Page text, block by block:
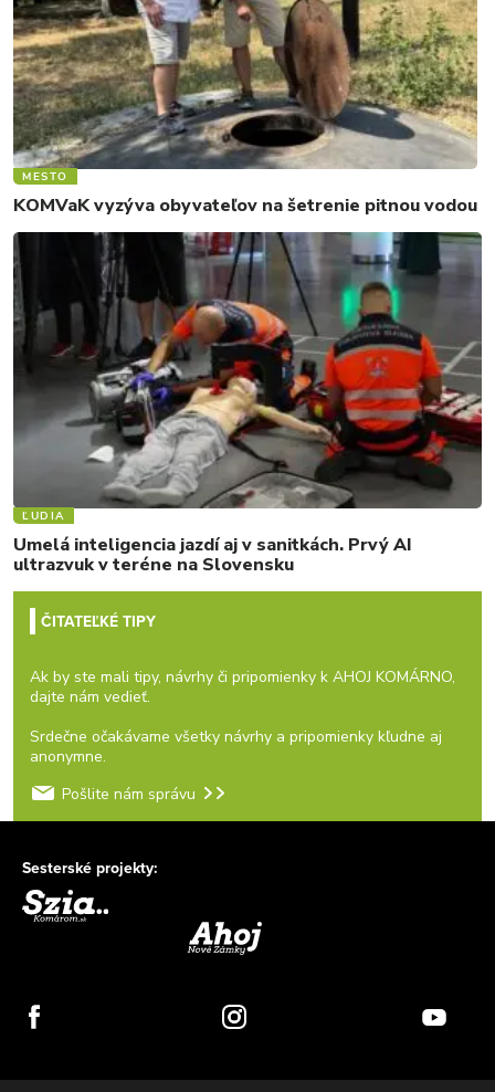
MESTO
KOMVaK vyzýva obyvateľov na šetrenie pitnou vodou
ĽUDIA
Umelá inteligencia jazdí aj v sanitkách. Prvý AI
ultrazvuk v teréne na Slovensku
ČITATEĽKÉ TIPY
Ak by ste mali tipy, návrhy či pripomienky k AHOJ KOMÁRNO,
dajte nám vedieť.
Srdečne očakávame všetky návrhy a pripomienky kľudne aj
anonymne.
Pošlite nám správu
Sesterské projekty: